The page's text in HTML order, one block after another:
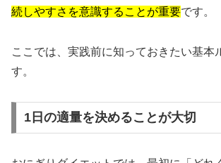
続しやすさを意識することが重要です。
ここでは、実践前に知っておきたい基本
す。
1日の適量を決めることが大切